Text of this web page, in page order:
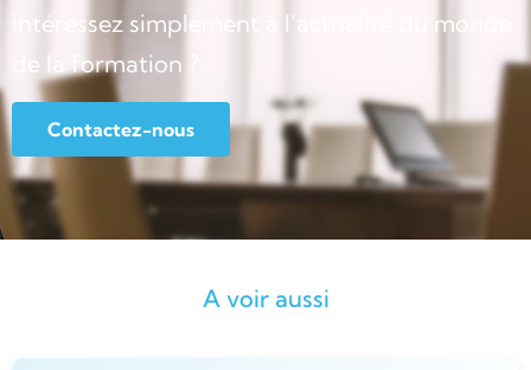
intéressez simplement à l’actualité du monde
de la formation ?
Contactez-nous
A voir aussi